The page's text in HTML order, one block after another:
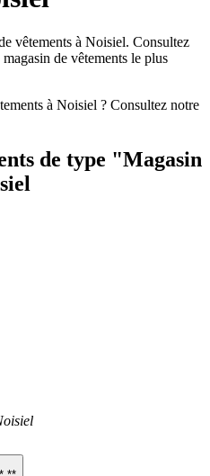
vêtements à Noisiel. Consultez
de vêtements le plus
à Noisiel ? Consultez notre
de type "Magasin